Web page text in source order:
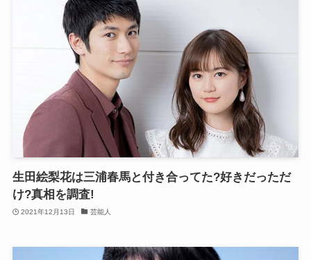
生田絵梨花は三浦春馬と付き合ってた?好きだっただ
け?真相を調査!
2021年12月13日 芸能人